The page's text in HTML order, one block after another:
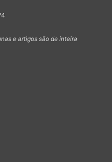
e artigos são de inteira